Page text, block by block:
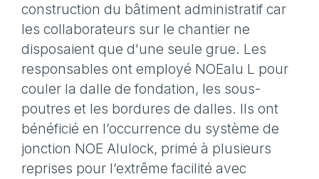
construction du bâtiment administratif car
les collaborateurs sur le chantier ne
disposaient que d'une seule grue. Les
responsables ont employé NOEalu L pour
couler la dalle de fondation, les sous-
poutres et les bordures de dalles. Ils ont
bénéficié en l’occurrence du système de
jonction NOE Alulock, primé à plusieurs
reprises pour l’extrême facilité avec